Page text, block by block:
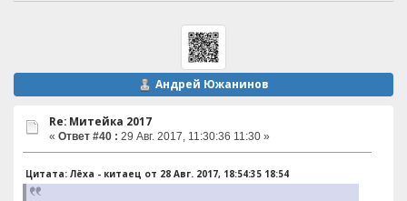
Андрей Южанинов
Re: Митейка 2017
« Ответ #40 : 29 Авг. 2017, 11:30:36 11:30 »
Цитата: Лёха - китаец от 28 Авг. 2017, 18:54:35 18:54